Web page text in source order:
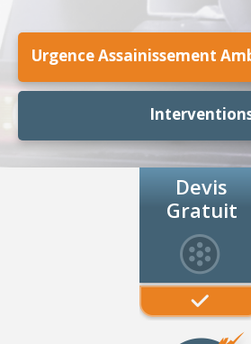
Urgence Assainissement
Devis
Gratuit